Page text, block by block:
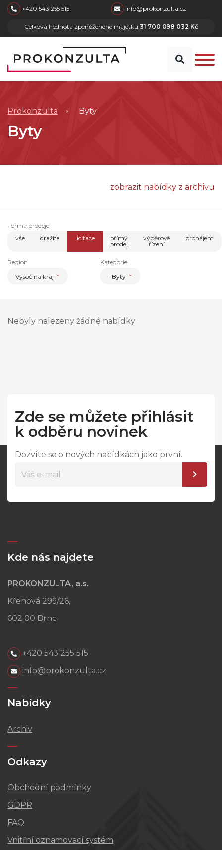
skip to main content
+420 543 255 515 info@prokonzulta.cz
Celková hodnota zpeněženého majetku 31 700 098 032 Kč
Prokonzulta Byty
Byty
zobrazit nabídky z archivu
Forma prodeje
vše
dražba licitace
přímý
prodej
výběrové
řízení
pronájem
Region
Vysočina kraj
Kategorie
- Byty
Nebyly nalezeny žádné nabídky
Zde se můžete přihlásit
k odběru novinek
Dozvíte se o nových nabídkách jako první.
Kde nás najdete
PROKONZULTA, a.s.
Křenová 299/26,
602 00 Brno
+420 543 255 515
info@prokonzulta.cz
Nabídky
Archiv
Odkazy
Obchodní podmínky
GDPR
FAQ
Vnitřní oznamovací systém